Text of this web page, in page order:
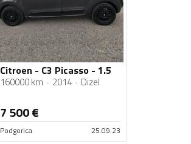
Citroen - C3 Picasso - 1.5
160000 km 2014 Dizel
7 500€
Podgorica 25.09.23